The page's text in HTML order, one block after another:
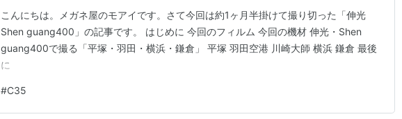
こんにちは。メガネ屋のモアイです。さて今回は約1ヶ月半掛けて撮り切った「伸光
Shen guang400」の記事です。 はじめに 今回のフィルム 今回の機材 伸光・Shen
guang400で撮る「平塚・羽田・横浜・鎌倉」 平塚 羽田空港 川崎大師 横浜 鎌倉 最後
に
#C35